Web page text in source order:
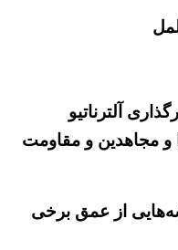
آلترناتیو
و مجاهدین و مقاومت
از عمق برخی